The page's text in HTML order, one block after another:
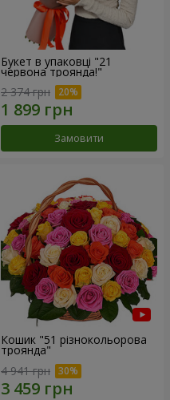
Букет в упаковці "21
червона троянда!"
2 374 грн
Замовити
Кошик "51 різнокольорова
троянда"
4 941 грн